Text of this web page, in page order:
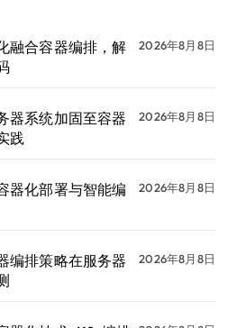
融合容器编排，解
2026年8月8日
器系统加固至容器
践
2026年8月8日
器化部署与智能编
2026年8月8日
编排策略在服务器
2026年8月8日